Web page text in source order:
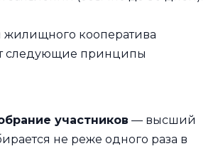
кооператива
следующие принципы
участников — высший
не реже одного раза в